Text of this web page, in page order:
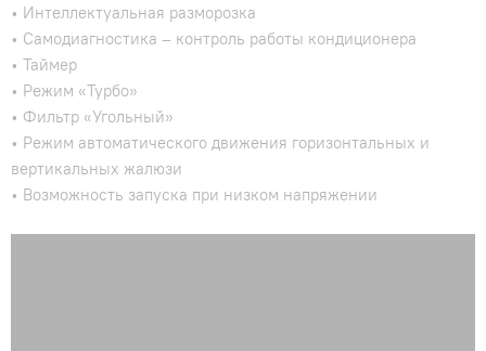
• Интеллектуальная разморозка
• Самодиагностика – контроль работы кондиционера
• Таймер
• Режим «Турбо»
• Фильтр «Угольный»
• Режим автоматического движения горизонтальных и
вертикальных жалюзи
• Возможность запуска при низком напряжении